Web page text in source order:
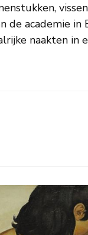
de academie
naakten in
met onder
ban van de